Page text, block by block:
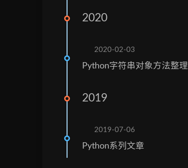
2020
2020-02-03
Python字符串对象方法整理
2019
2019-07-06
Python系列文章